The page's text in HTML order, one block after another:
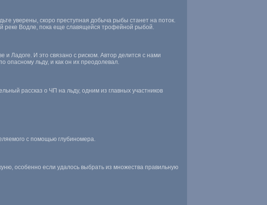
уверены, скоро преступная добыча рыбы станет на поток.
реке Водле, пока еще славящейся трофейной рыбой.
Ладоге. И это связано с риском. Автор делится с нами
опасному льду, и как он их преодолевал.
рассказ о ЧП на льду, одним из главных участников
с помощью глубиномера.
особенно если удалось выбрать из множества правильную